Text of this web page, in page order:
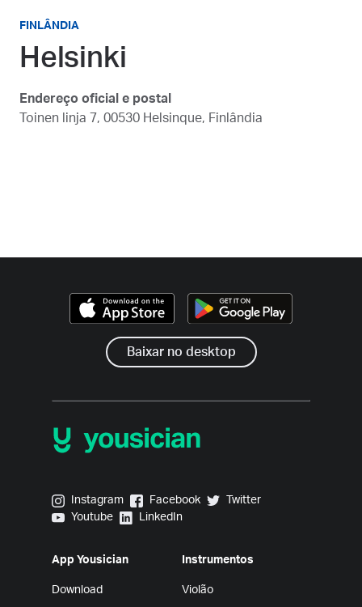
FINLÂNDIA
Helsinki
Endereço oficial e postal
Toinen linja 7, 00530 Helsinque, Finlândia
Baixar no desktop
Yousician on Instagram
Instagram Yousician on Facebook
Facebook Yousician on Twitter
Twitter
Yousician on Youtube
Youtube Yousician on LinkedIn
LinkedIn
App Yousician
Download
Instrumentos
Violão